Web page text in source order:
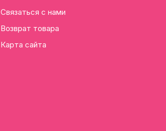
Связаться с нами
Возврат товара
Карта сайта